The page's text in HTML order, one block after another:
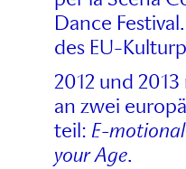
Dance
des EU-
2012 und
an zwei
teil: E-motional
your Age.